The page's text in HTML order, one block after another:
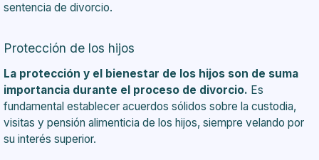
sentencia de divorcio.
Protección de los hijos
La protección y el bienestar de los hijos son de suma
importancia durante el proceso de divorcio. Es
fundamental establecer acuerdos sólidos sobre la custodia,
visitas y pensión alimenticia de los hijos, siempre velando por
su interés superior.